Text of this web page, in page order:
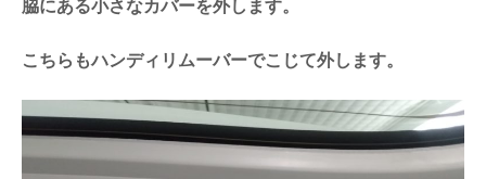
脇にある小さなカバーを外します。
こちらもハンディリムーバーでこじて外します。